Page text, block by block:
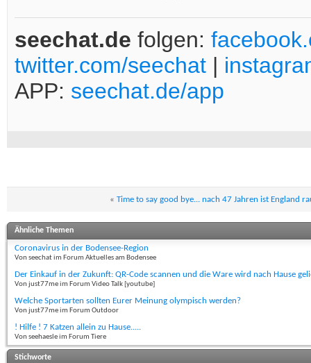
seechat.de folgen:
twitter.com/seechat |
APP: seechat.de/app
« Time to say good bye... nach 47 Jahren ist England
Ähnliche Themen
Coronavirus in der Bodensee-Region
Von seechat im Forum Aktuelles am Bodensee
Der Einkauf in der Zukunft: QR-Code scannen und die Ware wird nach Hause
Von just77me im Forum Video Talk [youtube]
Welche Sportarten sollten Eurer Meinung olympisch werden?
Von just77me im Forum Outdoor
! Hilfe ! 7 Katzen allein zu Hause.....
Von seehaesle im Forum Tiere
Stichworte